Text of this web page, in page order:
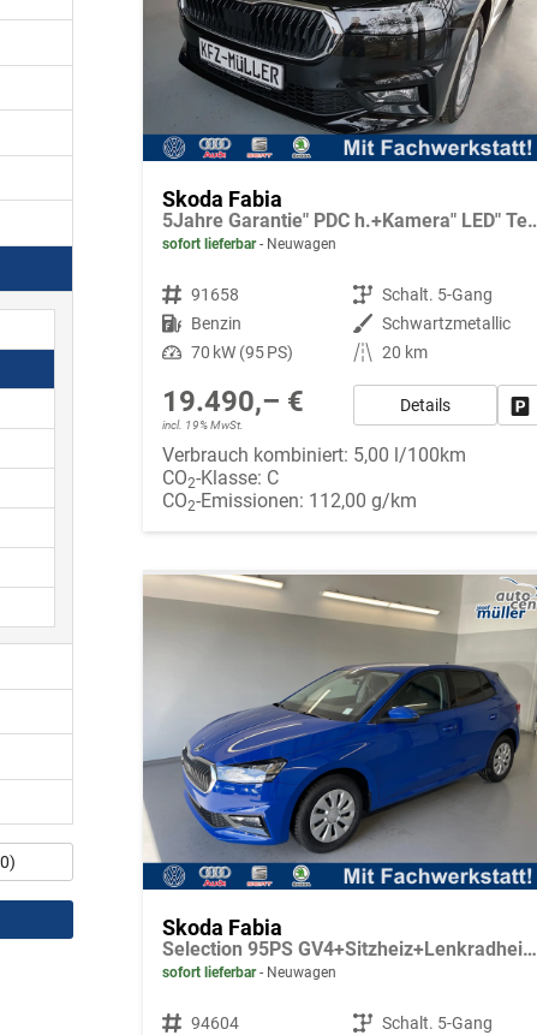
Skoda Fabia
5Jahre Garantie" PDC
sofort lieferbar Neuwagen
Fahrzeugnr. 91658 Getriebe Schalt. 5-Gang
Kraftstoff Benzin Außenfarbe Schwartzmetallic
Leistung 70 kW (95 PS) Kilometerstand 20 km
19.490,– €
incl. 19% MwSt.
Details
Verbrauch kombiniert: 5,00 l/100km
CO2-Klasse: C
CO2-Emissionen: 112,00 g/km
Skoda Fabia
Selection 95PS GV4+Sitzheiz+Lenkradheiz+Climatronic+Sunset+AppConnect+PDC
sofort lieferbar Neuwagen
Fahrzeugnr. 94604 Getriebe Schalt. 5-Gang
0)